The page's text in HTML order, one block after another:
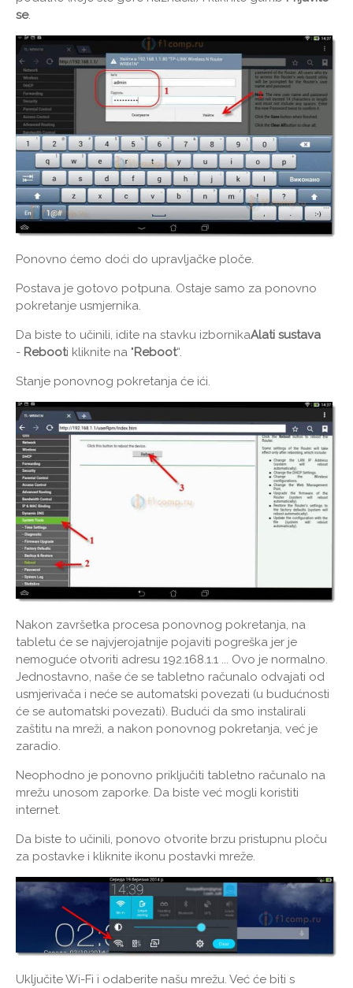
se.
Ponovno ćemo doći do upravljačke ploče.
Postava je gotovo potpuna. Ostaje samo za ponovno
pokretanje usmjernika.
Da biste to učinili, idite na stavku izbornikaAlati sustava
- Rebooti kliknite na "Reboot“.
Stanje ponovnog pokretanja će ići.
Nakon završetka procesa ponovnog pokretanja, na
tabletu će se najvjerojatnije pojaviti pogreška jer je
nemoguće otvoriti adresu 192.168.1.1 ... Ovo je normalno.
Jednostavno, naše će se tabletno računalo odvajati od
usmjerivača i neće se automatski povezati (u budućnosti
će se automatski povezati). Budući da smo instalirali
zaštitu na mreži, a nakon ponovnog pokretanja, već je
zaradio.
Neophodno je ponovno priključiti tabletno računalo na
mrežu unosom zaporke. Da biste već mogli koristiti
internet.
Da biste to učinili, ponovo otvorite brzu pristupnu ploču
za postavke i kliknite ikonu postavki mreže.
Uključite Wi-Fi i odaberite našu mrežu. Već će biti s